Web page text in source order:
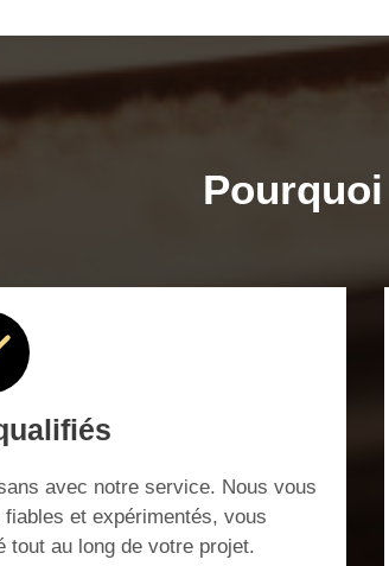
avec notre service. Nous vous
et expérimentés, vous
tout au long de votre projet.